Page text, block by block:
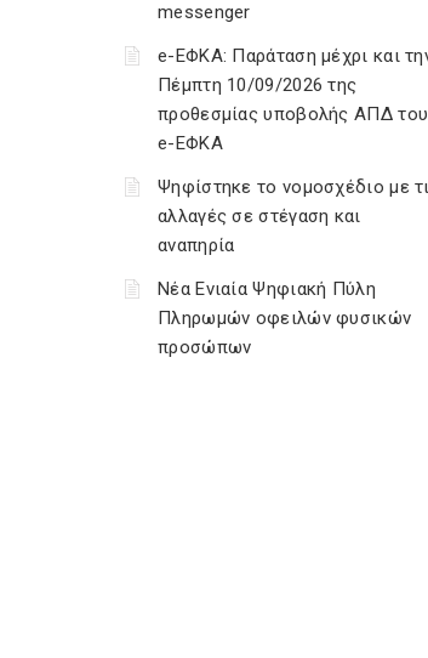
messenger
e-ΕΦΚΑ: Παράταση μέχρι και
Πέμπτη 10/09/2026 της
προθεσμίας υποβολής ΑΠΔ του
e-ΕΦΚΑ
Ψηφίστηκε το νομοσχέδιο με
αλλαγές σε στέγαση και
αναπηρία
Νέα Ενιαία Ψηφιακή Πύλη
Πληρωμών οφειλών φυσικών
προσώπων